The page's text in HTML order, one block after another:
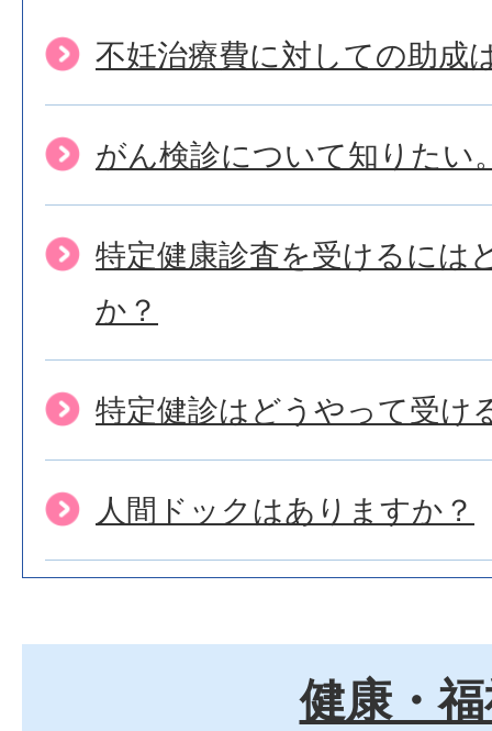
不妊治療費に対しての助成
がん検診について知りたい
特定健康診査を受けるには
か？
特定健診はどうやって受け
人間ドックはありますか？
健康相談などを受けたい。
健康・